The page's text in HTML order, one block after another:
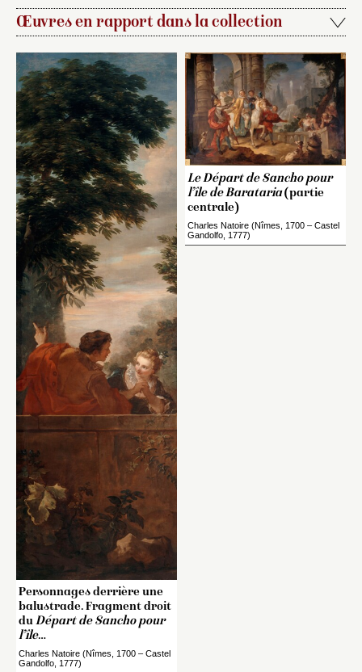
Œuvres en rapport dans la collection
Personnages derrière une
balustrade. Fragment droit
duDépart de Sancho pour
l’île…
Charles Natoire (Nîmes, 1700 – Castel
Gandolfo, 1777)
Le Départ de Sancho pour
l’île de Barataria(partie
centrale)
Charles Natoire (Nîmes, 1700 – Castel
Gandolfo, 1777)